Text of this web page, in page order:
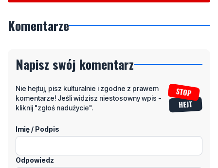
Napisz swój komentarz
komentarze! Jeśli widzisz niestosowny wpis -
kliknij "zgłoś nadużycie".
Imię / Podpis
Odpowiedz
Wiadomość